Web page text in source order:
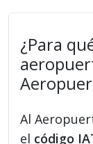
¿Para
Al
el código